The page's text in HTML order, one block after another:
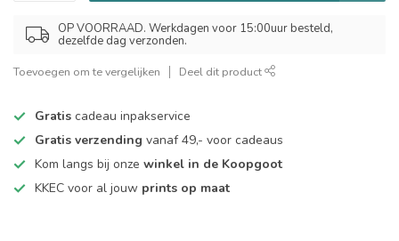
OP VOORRAAD. Werkdagen voor 15:00uur besteld,
dezelfde dag verzonden.
Toevoegen om te vergelijken Deel dit product
Gratis cadeau inpakservice
Gratis verzending vanaf 49,- voor cadeaus
Kom langs bij onze winkel in de Koopgoot
KKEC voor al jouw prints op maat